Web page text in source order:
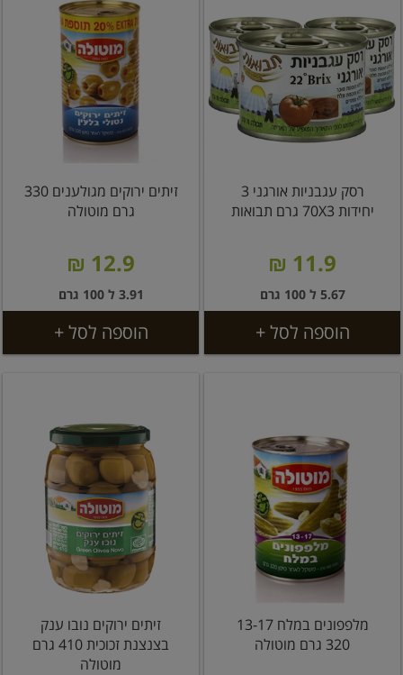
רסק עגבניות אורגני 3
יחידות 70X3 גרם תבואות
11.9 ₪
5.67 ל 100 גרם
הוספה לסל +
זיתים ירוקים מגולענים 330
גרם מוטולה
12.9 ₪
3.91 ל 100 גרם
הוספה לסל +
מלפפונים במלח 13-17
320 גרם מוטולה
זיתים ירוקים נובו ענק
בצנצנת זכוכית 410 גרם
מוטולה